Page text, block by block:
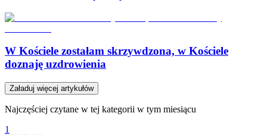
W Kościele zostałam skrzywdzona, w Kościele
doznaję uzdrowienia
Załaduj więcej artykułów
Najczęściej czytane w tej kategorii w tym miesiącu
1